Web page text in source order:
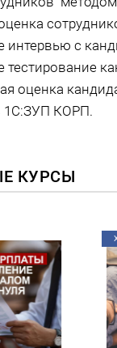
интервью с
тестирование
оценка
1С:ЗУП КОРП.
КУРСЫ